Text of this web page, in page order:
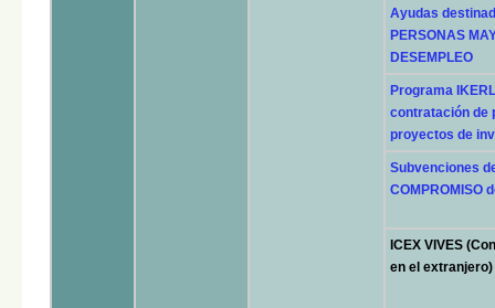
Ayudas
PERSONAS
DESEMPLEO
Programa
contratación de
proyectos de
Subvenciones
COMPROMISO
ICEX VIVES
en el extranjero)